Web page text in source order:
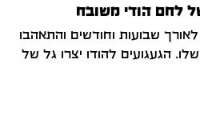
שבועות וחודשים והתאהבו
הגעגועים להודו יצרו גל של